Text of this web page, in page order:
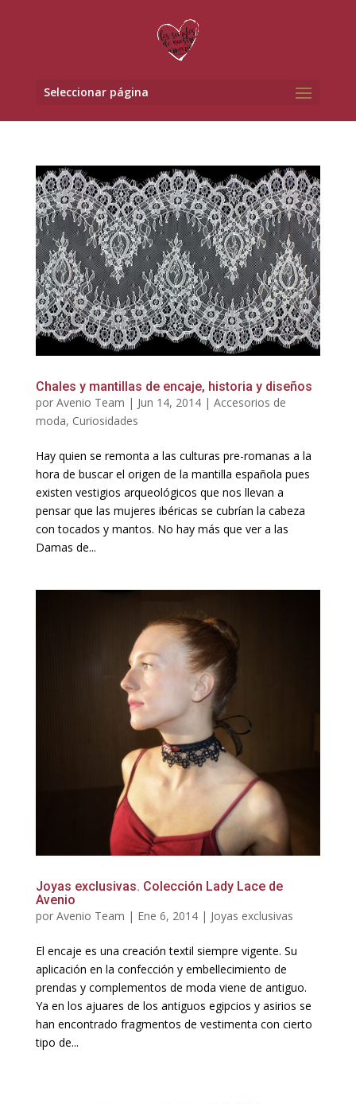
Seleccionar página
Chales y mantillas de encaje, historia y diseños
por Avenio Team | Jun 14, 2014| Accesorios de
moda, Curiosidades
Hay quien se remonta a las culturas pre-romanas a la
hora de buscar el origen de la mantilla española pues
existen vestigios arqueológicos que nos llevan a
pensar que las mujeres ibéricas se cubrían la cabeza
con tocados y mantos. No hay más que ver a las
Damas de...
Joyas exclusivas. Colección Lady Lace de
Avenio
por Avenio Team | Ene 6, 2014| Joyas exclusivas
El encaje es una creación textil siempre vigente. Su
aplicación en la confección y embellecimiento de
prendas y complementos de moda viene de antiguo.
Ya en los ajuares de los antiguos egipcios y asirios se
han encontrado fragmentos de vestimenta con cierto
tipo de...